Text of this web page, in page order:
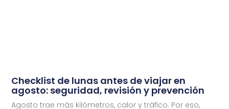
Checklist de lunas antes de viajar en
agosto: seguridad, revisión y prevención
Agosto trae más kilómetros, calor y tráfico. Por eso,